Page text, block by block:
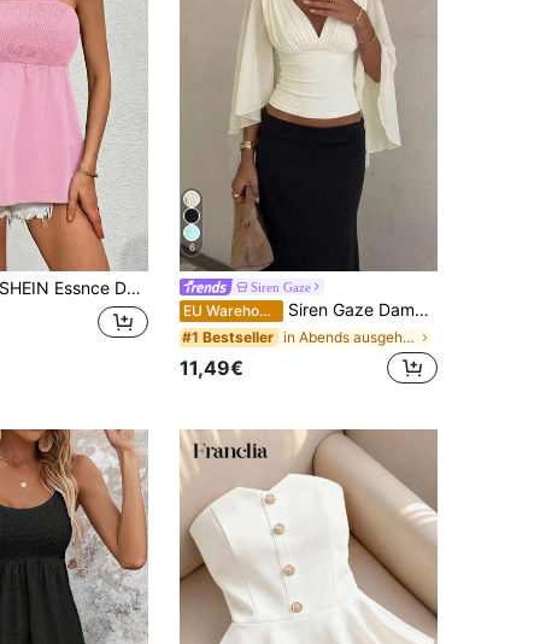
SHEIN Essnce Damen Einfarbiges Casual Bandeau-Top für Frühling und Sommer
6
Siren Gaze
EU Warehouse Siren Gaze Damen Bluse in Unifarbe mit tiefem V-Ausschnitt, plissiert, lässig, vielseitig, für den täglichen Gebrauch
#1 Bestseller in Abends ausgehen Frauen Blusen
11,49€